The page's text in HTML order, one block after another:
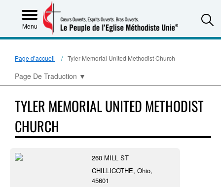
Menu
Page d’accueil Tyler Memorial United Methodist Church
Page De Traduction ▼
TYLER MEMORIAL UNITED METHODIST
CHURCH
260 MILL ST
CHILLICOTHE, Ohio,
45601